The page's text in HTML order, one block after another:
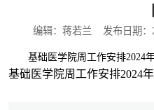
编辑：蒋若兰 发布日期：
基础医学院周工作安排2024
基础医学院周工作安排2024